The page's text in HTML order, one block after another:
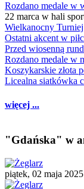
Rozdano medale w
22 marca w hali
Wielkanocny
Ostatni akcent w
Przed wiosenną
Rozdano medale w
Koszykarskie złota
Licealna siatkówka
więcej ...
"Gdańska" w
piątek, 02 maja